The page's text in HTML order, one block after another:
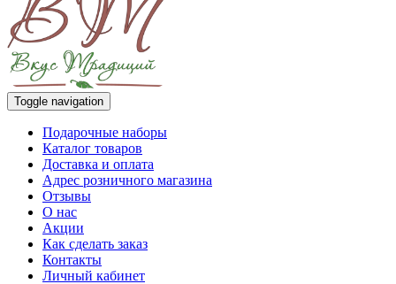
Toggle navigation
Подарочные наборы
Каталог товаров
Доставка и оплата
Адрес розничного магазина
Отзывы
О нас
Акции
Как сделать заказ
Контакты
Личный кабинет